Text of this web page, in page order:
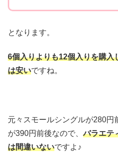
となります。
6個入りよりも12個入りを購入
は安いですね。
元々スモールシングルが280円
が390円前後なので、バラエテ
は間違いないですよ♪